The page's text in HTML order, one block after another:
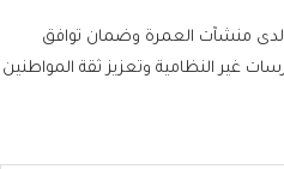
لدى منشآت العمرة وضمان توافق
غير النظامية وتعزيز ثقة المواطنين